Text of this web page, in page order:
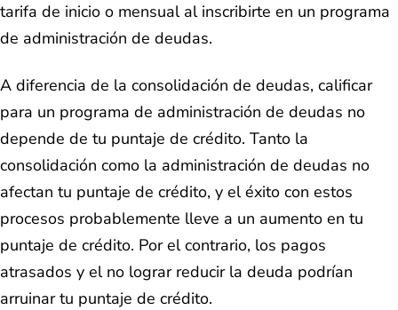
tarifa de inicio o mensual al inscribirte en un programa
de administración de deudas.
A diferencia de la consolidación de deudas, calificar
para un programa de administración de deudas no
depende de tu puntaje de crédito. Tanto la
consolidación como la administración de deudas no
afectan tu puntaje de crédito, y el éxito con estos
procesos probablemente lleve a un aumento en tu
puntaje de crédito. Por el contrario, los pagos
atrasados y el no lograr reducir la deuda podrían
arruinar tu puntaje de crédito.